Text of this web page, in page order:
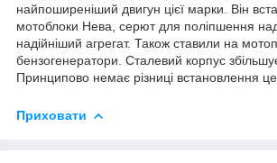
найпоширеніший двигун цієї марки. Він
мотоблоки Нева, серют для поліпшення
надійніший агрегат. Також ставили на
бензогенератори. Сталевий корпус збільшує
Принципово немає різниці встановлення
Приховати